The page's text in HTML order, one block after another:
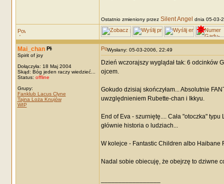
Ostatnio zmieniony przez Silent Angel dnia 05-03-
Mai_chan
Spirit of joy
Dołączyła: 18 Maj 2004
Skąd: Bóg jeden raczy wiedzieć...
Status: offline
Grupy:
Fanklub Lacus Clyne
Tajna Loża Knujów
WIP
Wysłany: 05-03-2006, 22:49
Dzień wczorajszy wyglądał tak: 6 odcinków
ojcem.
Gokudo dzisiaj skończyłam... Absolutnie
uwzględnieniem Rubette-chan i Ikkyu.
End of Eva - szurniętę.... Cała "otoczka"
głównie historia o ludziach...
W kolejce - Fantastic Children albo Haibane
Nadal sobie obiecuję, że obejrzę to dziwne